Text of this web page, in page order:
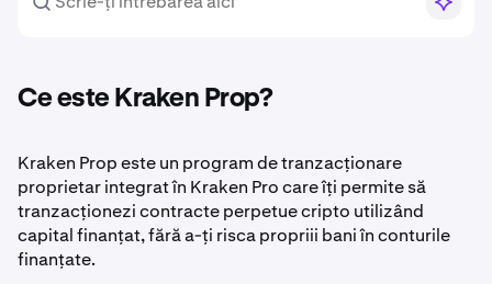
Ce este Kraken Prop?
Kraken Prop este un program de tranzacționare
proprietar integrat în Kraken Pro care îți permite să
tranzacționezi contracte perpetue cripto utilizând
capital finanțat, fără a-ți risca propriii bani în conturile
finanțate.